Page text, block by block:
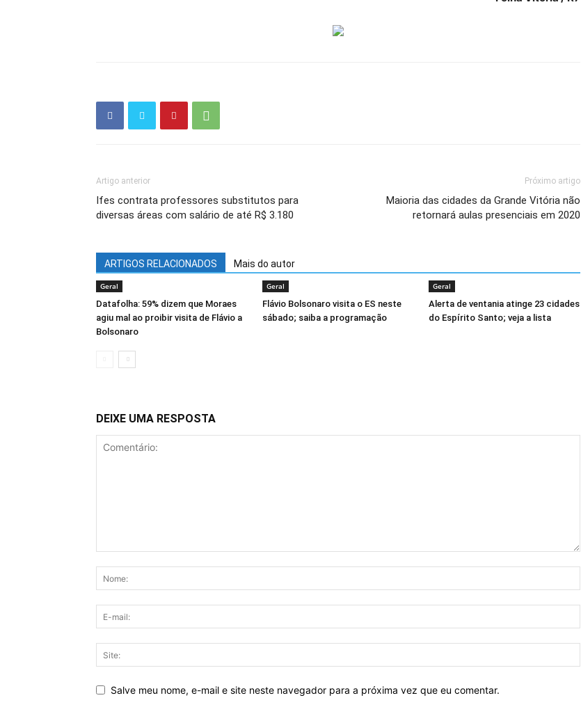
Artigo anterior
Ifes contrata professores substitutos para
diversas áreas com salário de até R$ 3.180
Próximo artigo
Maioria das cidades da Grande Vitória não
retornará aulas presenciais em 2020
ARTIGOS RELACIONADOS Mais do autor
Geral
Datafolha: 59% dizem que Moraes
agiu mal ao proibir visita de Flávio a
Bolsonaro
Geral
Flávio Bolsonaro visita o ES neste
sábado; saiba a programação
Geral
Alerta de ventania atinge 23 cidades
do Espírito Santo; veja a lista
DEIXE UMA RESPOSTA
Salve meu nome, e-mail e site neste navegador para a próxima vez que eu comentar.